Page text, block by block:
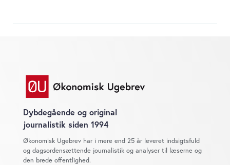
Dybdegående og original
journalistik siden 1994
Økonomisk Ugebrev har i mere end 25 år leveret indsigtsfuld
og dagsordensættende journalistik og analyser til læserne og
den brede offentlighed.